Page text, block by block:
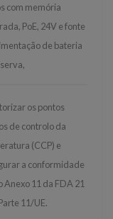
com memória
PoE, 24V e fonte
de bateria
os pontos
de controlo da
(CCP) e
a conformidade
Anexo 11 da FDA 21
11/UE.